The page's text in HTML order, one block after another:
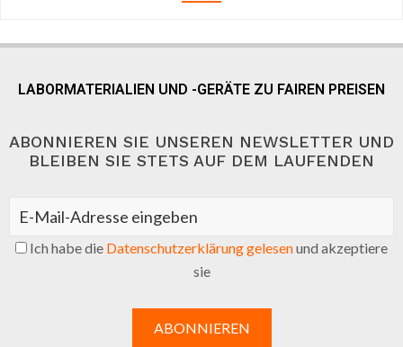
LABORMATERIALIEN UND -GERÄTE ZU FAIREN PREISEN
ABONNIEREN SIE UNSEREN NEWSLETTER UND
BLEIBEN SIE STETS AUF DEM LAUFENDEN
Ich habe die Datenschutzerklärung gelesenund akzeptiere
sie